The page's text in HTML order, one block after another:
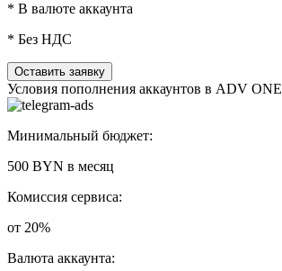
* В валюте аккаунта
* Без НДС
Оставить заявку
Условия пополнения аккаунтов в ADV ONE
Минимальный бюджет:
500 BYN в месяц
Комиссия сервиса:
от 20%
Валюта аккаунта: